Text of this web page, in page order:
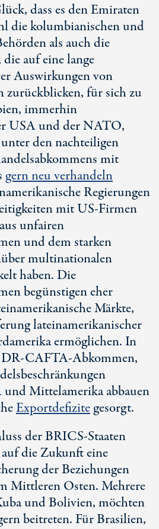
dass es den Emiraten
die kolumbianischen und
als auch die
auf eine lange
Auswirkungen von
zurückblicken, für sich zu
immerhin
USA und der NATO,
den nachteiligen
mit
gern neu verhandeln
Regierungen
mitUS-Firmen
unfairen
und dem starken
multinationalen
haben. Die
begünstigen eher
Märkte,
lateinamerikanischer
ermöglichen. In
DR-CAFTA-Abkommen,
Mittelamerika abbauen
Exportdefizitegesorgt.
der BRICS-Staaten
die Zukunft eine
der Beziehungen
Mittleren Osten. Mehrere
und Bolivien, möchten
beitreten. Für Brasilien,